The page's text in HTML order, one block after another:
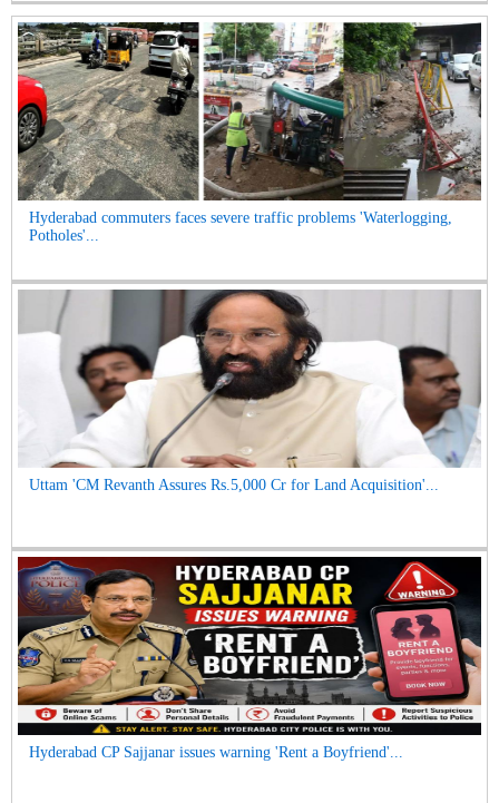
Hyderabad commuters faces severe traffic problems 'Waterlogging,
Potholes'...
Uttam 'CM Revanth Assures Rs.5,000 Cr for Land Acquisition'...
Hyderabad CP Sajjanar issues warning 'Rent a Boyfriend'...